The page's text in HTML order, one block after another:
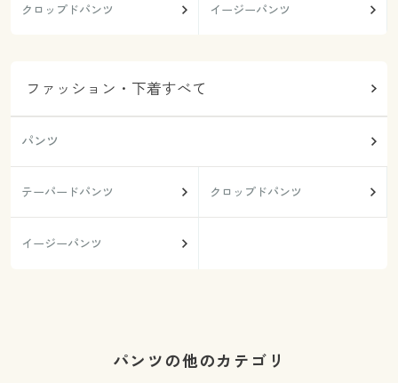
クロップドパンツ イージーパンツ
ファッション・下着すべて
パンツ
テーパードパンツ クロップドパンツ
イージーパンツ
パンツの他のカテゴリ